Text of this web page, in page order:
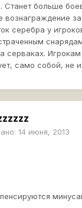
Станет больше
вознаграждение
серебра у
серваках.
само собой, не
14 июня, 2013